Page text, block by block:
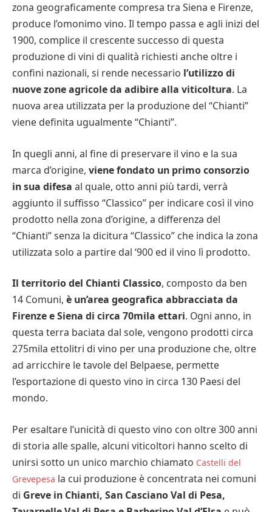
zona geograficamente compresa tra Siena e Firenze,
produce l’omonimo vino. Il tempo passa e agli inizi del
1900, complice il crescente successo di questa
produzione di vini di qualità richiesti anche oltre i
confini nazionali, si rende necessario l’utilizzo di
nuove zone agricole da adibire alla viticoltura. La
nuova area utilizzata per la produzione del “Chianti”
viene definita ugualmente “Chianti”.
In quegli anni, al fine di preservare il vino e la sua
marca d’origine, viene fondato un primo consorzio
in sua difesa al quale, otto anni più tardi, verrà
aggiunto il suffisso “Classico” per indicare così il vino
prodotto nella zona d’origine, a differenza del
“Chianti” senza la dicitura “Classico” che indica la zona
utilizzata solo a partire dal ‘900 ed il vino lì prodotto.
Il territorio del Chianti Classico, composto da ben
14 Comuni, è un’area geografica abbracciata da
Firenze e Siena di circa 70mila ettari. Ogni anno, in
questa terra baciata dal sole, vengono prodotti circa
275mila ettolitri di vino per una produzione che, oltre
ad arricchire le tavole del Belpaese, permette
l’esportazione di questo vino in circa 130 Paesi del
mondo.
Per esaltare l’unicità di questo vino con oltre 300 anni
di storia alle spalle, alcuni viticoltori hanno scelto di
unirsi sotto un unico marchio chiamato Castelli del
Grevepesa la cui produzione è concentrata nei comuni
di Greve in Chianti, San Casciano Val di Pesa,